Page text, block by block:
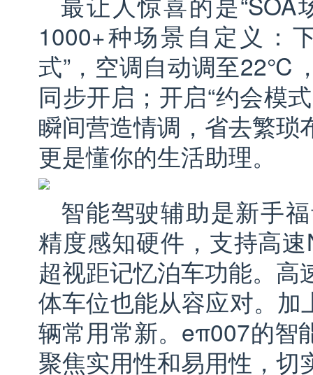
1000+种场景自定义：
式”，空调自动调至22℃
同步开启；开启“约会模
瞬间营造情调，省去繁琐
更是懂你的生活助理。
智能驾驶辅助是新手
精度感知硬件，支持高
超视距记忆泊车功能。高
体车位也能从容应对。加
辆常用常新。eπ007的智
聚焦实用性和易用性，切